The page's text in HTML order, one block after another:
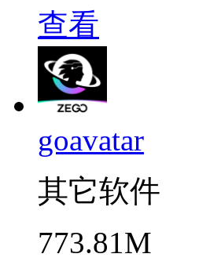
查看
goavatar
其它软件
773.81M